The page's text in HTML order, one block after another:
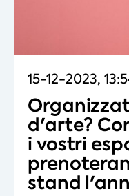
15-12-2023,
d'arte?
i vostri
stand